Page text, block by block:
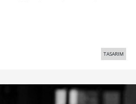
TASARIM